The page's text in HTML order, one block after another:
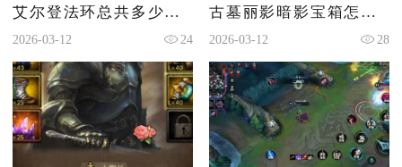
艾尔登法环总共多少张地图
2026-03-12 24
古墓丽影暗影宝箱怎么拿
2026-03-12 28